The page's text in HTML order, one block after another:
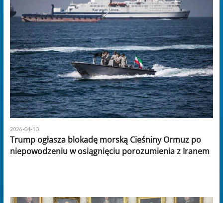
2026-04-13
Trump ogłasza blokadę morską Cieśniny Ormuz po
niepowodzeniu w osiągnięciu porozumienia z Iranem